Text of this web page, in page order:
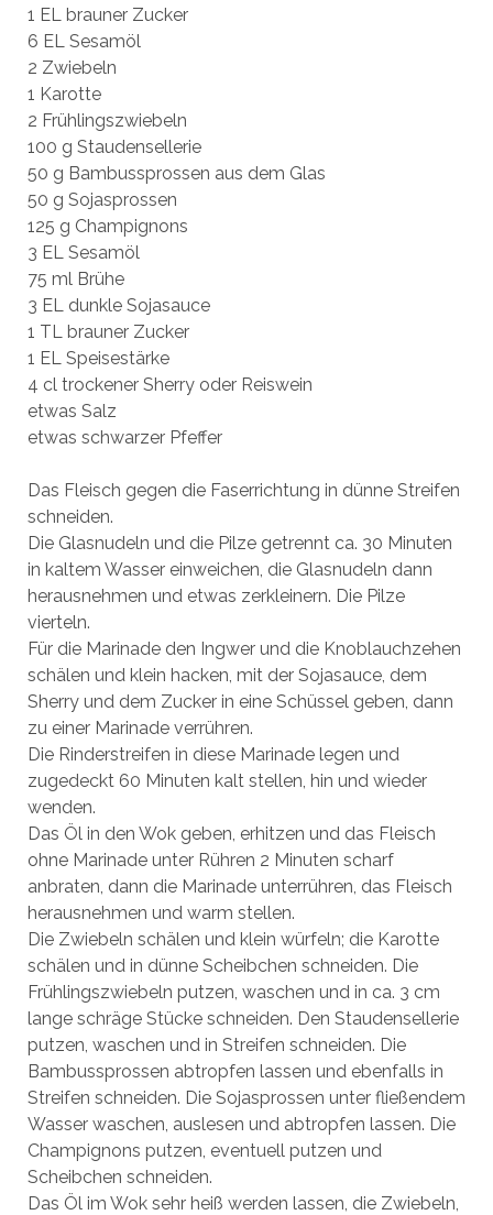
1 EL brauner Zucker
6 EL Sesamöl
2 Zwiebeln
1 Karotte
2 Frühlingszwiebeln
100 g Staudensellerie
50 g Bambussprossen aus dem Glas
50 g Sojasprossen
125 g Champignons
3 EL Sesamöl
75 ml Brühe
3 EL dunkle Sojasauce
1 TL brauner Zucker
1 EL Speisestärke
4 cl trockener Sherry oder Reiswein
etwas Salz
etwas schwarzer Pfeffer
Das Fleisch gegen die Faserrichtung in dünne Streifen
schneiden.
Die Glasnudeln und die Pilze getrennt ca. 30 Minuten
in kaltem Wasser einweichen, die Glasnudeln dann
herausnehmen und etwas zerkleinern. Die Pilze
vierteln.
Für die Marinade den Ingwer und die Knoblauchzehen
schälen und klein hacken, mit der Sojasauce, dem
Sherry und dem Zucker in eine Schüssel geben, dann
zu einer Marinade verrühren.
Die Rinderstreifen in diese Marinade legen und
zugedeckt 60 Minuten kalt stellen, hin und wieder
wenden.
Das Öl in den Wok geben, erhitzen und das Fleisch
ohne Marinade unter Rühren 2 Minuten scharf
anbraten, dann die Marinade unterrühren, das Fleisch
herausnehmen und warm stellen.
Die Zwiebeln schälen und klein würfeln; die Karotte
schälen und in dünne Scheibchen schneiden. Die
Frühlingszwiebeln putzen, waschen und in ca. 3 cm
lange schräge Stücke schneiden. Den Staudensellerie
putzen, waschen und in Streifen schneiden. Die
Bambussprossen abtropfen lassen und ebenfalls in
Streifen schneiden. Die Sojasprossen unter fließendem
Wasser waschen, auslesen und abtropfen lassen. Die
Champignons putzen, eventuell putzen und
Scheibchen schneiden.
Das Öl im Wok sehr heiß werden lassen, die Zwiebeln,